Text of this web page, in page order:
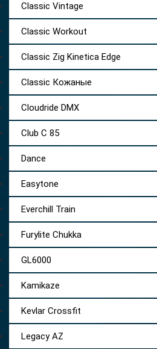
Classic Vintage
Classic Workout
Classic Zig Kinetica Edge
Classic Кожаные
Cloudride DMX
Club C 85
Dance
Easytone
Everchill Train
Furylite Chukka
GL6000
Kamikaze
Kevlar Crossfit
Legacy AZ